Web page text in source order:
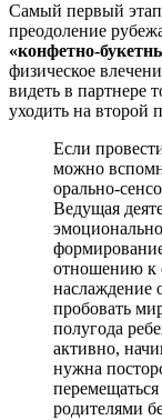
Самый первый
преодоление
«конфетно-
физическое
видеть в партнере
уходить на второй
Если
можно
орально-
Ведущая
отношению к
наслаждение
пробовать
полугода
активно,
нужна
родителями